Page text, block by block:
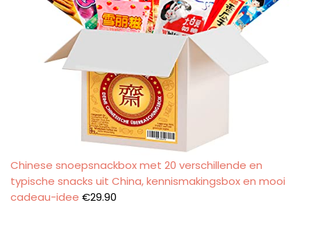
Chinese snoepsnackbox met 20 verschillende en
typische snacks uit China, kennismakingsbox en mooi
cadeau-idee €29.90